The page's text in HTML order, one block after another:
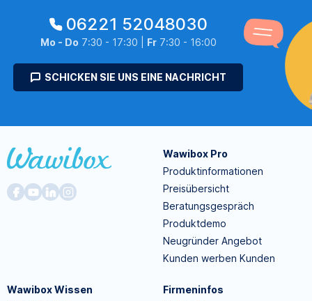
06221 52048030
Mo - Do 7:30 - 17:30 | Fr7:30 - 16:00
SCHICKEN SIE UNS EINE NACHRICHT
Wawibox Pro
Produktinformationen
Preisübersicht
Beratungsgespräch
Produktdemo
Neugründer Angebot
Kunden werben Kunden
Wawibox Wissen
Firmeninfos